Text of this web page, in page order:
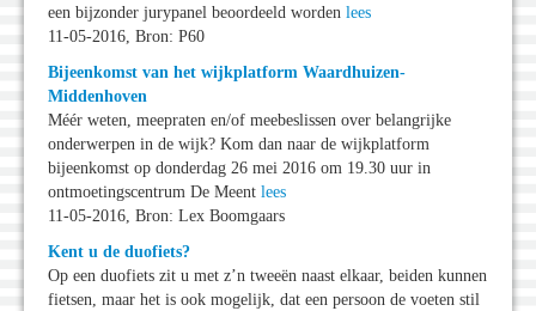
een bijzonder jurypanel beoordeeld worden lees
11-05-2016, Bron: P60
Bijeenkomst van het wijkplatform Waardhuizen-
Middenhoven
Méér weten, meepraten en/of meebeslissen over belangrijke
onderwerpen in de wijk? Kom dan naar de wijkplatform
bijeenkomst op donderdag 26 mei 2016 om 19.30 uur in
ontmoetingscentrum De Meent lees
11-05-2016, Bron: Lex Boomgaars
Kent u de duofiets?
Op een duofiets zit u met z’n tweeën naast elkaar, beiden kunnen
fietsen, maar het is ook mogelijk, dat een persoon de voeten stil